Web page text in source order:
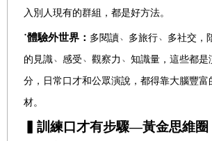
入別人現有的群組，都是好方法。
˙體驗外世界： 多閱讀﹅ 多旅行﹅ 多社交，
的見識﹅ 感受 ﹅ 觀察力 ﹅ 知識量，這些都是
分，日常口才和公眾演說，都得靠大腦豐富
材。
▍訓練口才有步驟—黃金思維圈